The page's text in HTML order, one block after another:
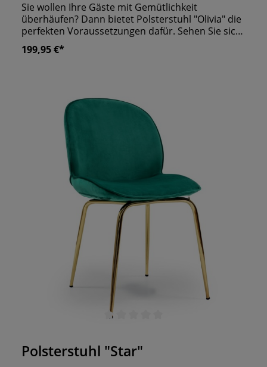
Sie wollen Ihre Gäste mit Gemütlichkeit
überhäufen? Dann bietet Polsterstuhl "Olivia" die
perfekten Voraussetzungen dafür. Sehen Sie sich
die üppig gepolsterte Sitzfläche an und dazu die
auffallend runde Rückenlehne! Für Ihr Lokal
Polster verleihen ihm einen Charme von
altmodischen Sesseln. Lassen Sie den guten Ruf
Ihres Lokals durch sein Erscheinungsbild
vertreten.
199,95 €*
Polsterstuhl "Star"